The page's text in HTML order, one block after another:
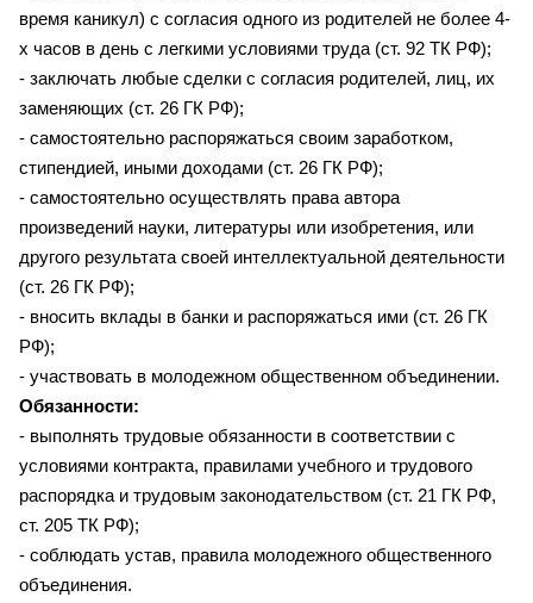
время каникул) с согласия одного из родителей не более 4-
х часов в день с легкими условиями труда (ст. 92 ТК РФ);
- заключать любые сделки с согласия родителей, лиц, их
заменяющих (ст. 26 ГК РФ);
- самостоятельно распоряжаться своим заработком,
стипендией, иными доходами (ст. 26 ГК РФ);
- самостоятельно осуществлять права автора
произведений науки, литературы или изобретения, или
другого результата своей интеллектуальной деятельности
(ст. 26 ГК РФ);
- вносить вклады в банки и распоряжаться ими (ст. 26 ГК
РФ);
- участвовать в молодежном общественном объединении.
Обязанности:
- выполнять трудовые обязанности в соответствии с
условиями контракта, правилами учебного и трудового
распорядка и трудовым законодательством (ст. 21 ГК РФ,
ст. 205 ТК РФ);
- соблюдать устав, правила молодежного общественного
объединения.